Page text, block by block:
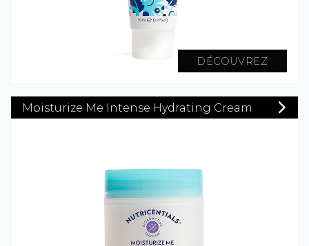
DÉCOUVREZ
Moisturize Me Intense Hydrating Cream